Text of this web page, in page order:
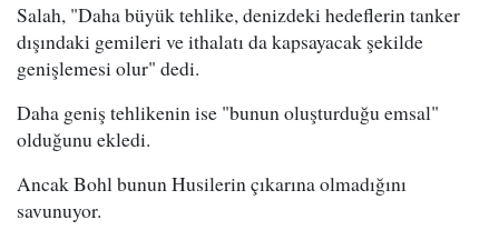
Salah, "Daha büyük tehlike, denizdeki hedeflerin tanker
dışındaki gemileri ve ithalatı da kapsayacak şekilde
genişlemesi olur" dedi.
Daha geniş tehlikenin ise "bunun oluşturduğu emsal"
olduğunu ekledi.
Ancak Bohl bunun Husilerin çıkarına olmadığını
savunuyor.